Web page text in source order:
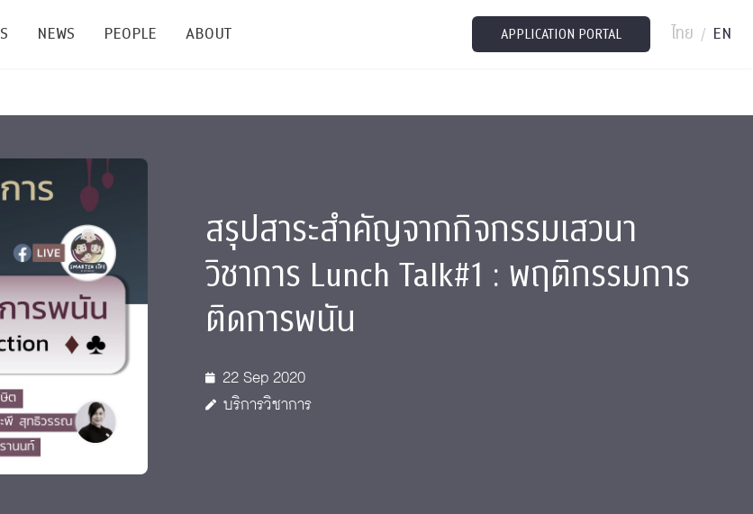
and PhD
& Symposium
Service
Center
Center for Effective Organization
NEWS
Events & Announcement
Lectures & Talks
Workshops
Jobs
PEOPLE
Staffs
Management
ABOUT
เชิดชูศิษย์เก่า
Giving
Contact Us
Intranet
APPLICATION PORTAL ไทย / EN
สรุปสาระสำคัญจากกิจกรรมเสวนา
วิชาการ Lunch Talk#1 : พฤติกรรมการ
ติดการพนัน
22 Sep 2020
บริการวิชาการ